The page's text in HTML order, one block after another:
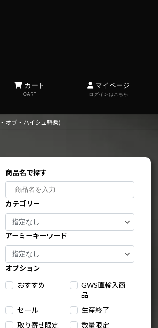
カート
CART
マイページ
ログインはこちら
オヴ・ハイシュ騎乗)
商品名で探す
カテゴリー
アーミーキーワード
オプション
おすすめ
GWS直輸入商
品
セール
生産終了
取り寄せ限定
数量限定